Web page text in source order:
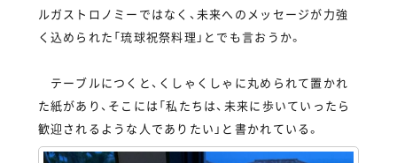
ルガストロノミーではなく、未来へのメッセージが力強
く込められた「琉球祝祭料理」とでも言おうか。
テーブルにつくと、くしゃくしゃに丸められて置かれ
た紙があり、そこには「私たちは、未来に歩いていったら
歓迎されるような人でありたい」と書かれている。